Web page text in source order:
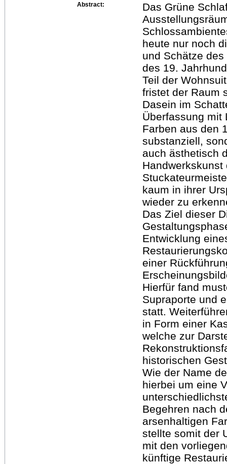
Abstract:
Das Grüne
heute nur noch
und Schätze
des 19.
Teil der
fristet der Raum
Dasein im
Überfassung mit
Farben aus den
substanziell,
auch ästhetisch
kaum in ihrer
wieder zu
Das Ziel dieser
Entwicklung
einer
Hierfür fand
Supraporte und
statt.
in Form einer
welche zur
historischen
Wie der Name
hierbei um eine
Begehren nach
arsenhaltigen
stellte somit der
mit den
künftige